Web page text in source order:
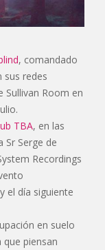
, comandado
sus redes
Sullivan Room en
TBA, en las
Sr Serge de
Recordings
el día siguiente
en suelo
piensan